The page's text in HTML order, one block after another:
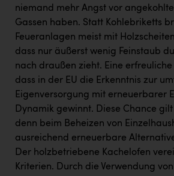
niemand mehr Angst vor
Gassen haben. Statt Kohlebriketts
Feueranlagen meist mit
dass nur äußerst wenig Feinstaub
nach draußen zieht. Eine
dass in der EU die Erkenntnis zur
Eigenversorgung mit erneuerbarer
Dynamik gewinnt. Diese Chance gilt
denn beim Beheizen von
ausreichend erneuerbare
Der holzbetriebene Kachelofen
Kriterien. Durch die Verwendung